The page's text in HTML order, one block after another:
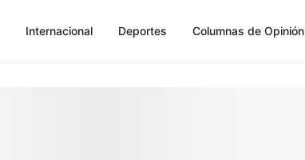
Internacional Deportes Columnas de Opinión